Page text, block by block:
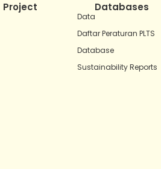
Project Databases
Data
Daftar Peraturan PLTS
Database
Sustainability Reports